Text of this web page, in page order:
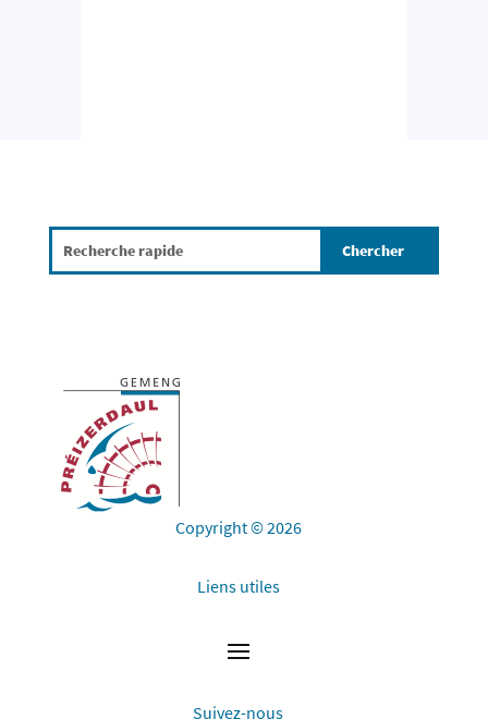
Copyright © 2026
Liens utiles
Suivez-nous